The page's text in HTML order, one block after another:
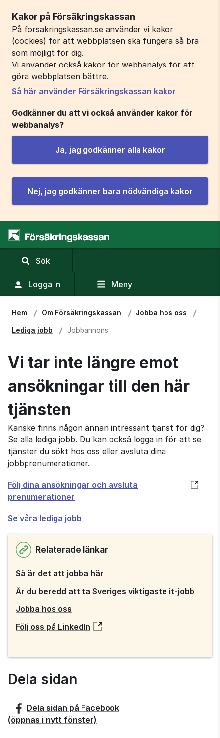
Kakor på Försäkringskassan
På forsakringskassan.se använder vi kakor
(cookies) för att webbplatsen ska fungera så bra
som möjligt för dig.
Vi använder också kakor för webbanalys för att
göra webbplatsen bättre.
Så här använder Försäkringskassan kakor
Godkänner du att vi också använder kakor för
webbanalys?
Ja, jag godkänner alla kakor
Nej, jag godkänner bara nödvändiga kakor
Sök
sökfält
Logga in Meny
Hem Om Försäkringskassan Jobba hos oss
Lediga jobb Jobbannons
Vi tar inte längre emot
ansökningar till den här
tjänsten
Kanske finns någon annan intressant tjänst för dig?
Se alla lediga jobb. Du kan också logga in för att se
tjänster du sökt hos oss eller avsluta dina
jobbprenumerationer.
Följ dina ansökningar och avsluta
prenumerationer
Öppnas
i
fönster
Se våra lediga jobb
Relaterade länkar
Så är det att jobba här
Är du beredd att ta Sveriges viktigaste it-jobb
Jobba hos oss
Följ oss på LinkedIn
Dela sidan
Dela sidan på Facebook
(öppnas i nytt fönster)